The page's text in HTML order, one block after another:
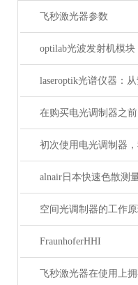
飞秒激光器参数
空间光调制器的工作
FraunhoferHHI